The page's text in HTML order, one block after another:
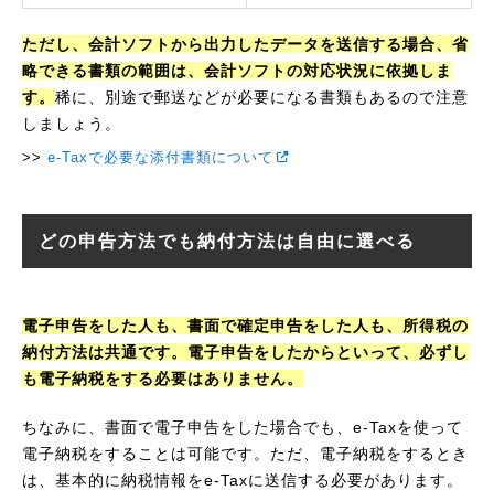
ただし、会計ソフトから出力したデータを送信する場合、省
略できる書類の範囲は、会計ソフトの対応状況に依拠しま
す。 稀に、別途で郵送などが必要になる書類もあるので注意
しましょう。
e-Taxで必要な添付書類について
どの申告方法でも納付方法は自由に選べる
電子申告をした人も、書面で確定申告をした人も、所得税の
納付方法は共通です。電子申告をしたからといって、必ずし
も電子納税をする必要はありません。
ちなみに、書面で電子申告をした場合でも、e-Taxを使って
電子納税をすることは可能です。ただ、電子納税をするとき
は、基本的に納税情報をe-Taxに送信する必要があります。